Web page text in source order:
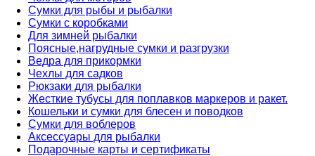
Сумки для рыбы и рыбалки
Сумки с коробками
Для зимней рыбалки
Поясные,нагрудные сумки и разгрузки
Ведра для прикормки
Чехлы для садков
Рюкзаки для рыбалки
Жесткие тубусы для поплавков маркеров и ракет.
Кошельки и сумки для блесен и поводков
Сумки для воблеров
Аксессуары для рыбалки
Подарочные карты и сертификаты